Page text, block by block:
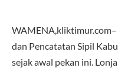
dan Pencatatan Sipil
sejak awal pekan ini.